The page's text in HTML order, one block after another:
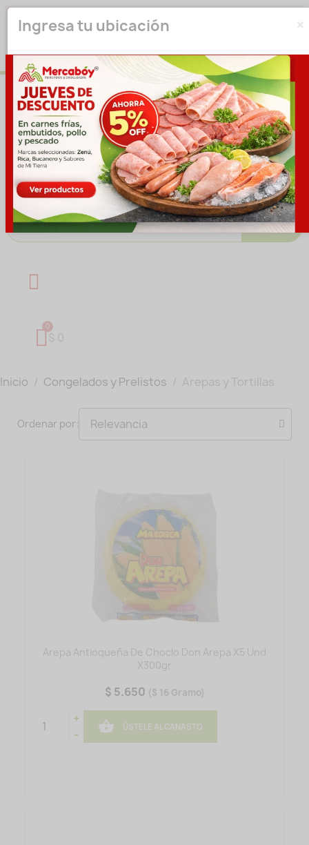
Seleccione su ubicación para que podamos verificar si
actualmente prestamos servicio en su área.
Ingresa tu ubicación
Introducir ubicación
No volver a mostrar esta ventana emergente
IR A LA TIENDA
Buscar
$ 0
Inicio Congelados y Prelistos Arepas y Tortillas
Ordenar por:
Arepa Antioqueña De Choclo Don Arepa X5 Und
X300gr
$ 5.650 ($ 16 Gramo)
+
-
 ÚSTELE AL CANASTO